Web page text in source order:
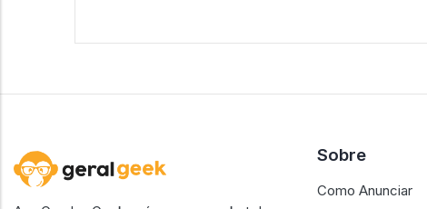
Sobre
Como Anunciar